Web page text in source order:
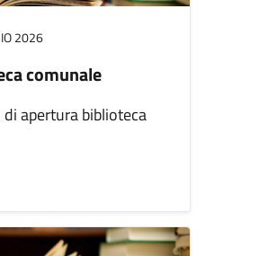
2026
comunale
apertura biblioteca